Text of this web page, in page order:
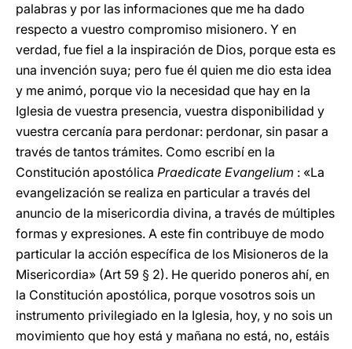
palabras y por las informaciones que me ha dado
respecto a vuestro compromiso misionero. Y en
verdad, fue fiel a la inspiración de Dios, porque esta es
una invención suya; pero fue él quien me dio esta idea
y me animó, porque vio la necesidad que hay en la
Iglesia de vuestra presencia, vuestra disponibilidad y
vuestra cercanía para perdonar: perdonar, sin pasar a
través de tantos trámites. Como escribí en la
Constitución apostólica Praedicate Evangelium : «La
evangelización se realiza en particular a través del
anuncio de la misericordia divina, a través de múltiples
formas y expresiones. A este fin contribuye de modo
particular la acción específica de los Misioneros de la
Misericordia» (Art 59 § 2). He querido poneros ahí, en
la Constitución apostólica, porque vosotros sois un
instrumento privilegiado en la Iglesia, hoy, y no sois un
movimiento que hoy está y mañana no está, no, estáis